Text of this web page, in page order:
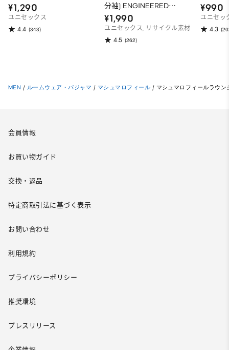
¥1,290
ユニセックス
4.4 (343)
分袖) ENGINEERED
GARMENTS
¥1,990
ユニセックス, リサイクル素材
4.5 (262)
¥990
ユニセッ
4.3
MEN / ルームウェア・パジャマ / マシュマロフィール / マシュマロフィールラウ
会員情報
お買い物ガイド
交換・返品
特定商取引法に基づく表示
お問い合わせ
利用規約
プライバシーポリシー
推奨環境
プレスリリース